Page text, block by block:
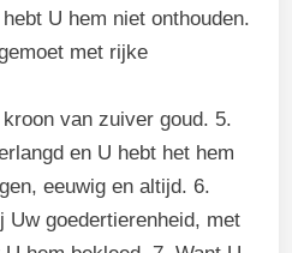
U hem niet onthouden.
met rijke
van zuiver goud. 5.
en U hebt het hem
eeuwig en altijd. 6.
goedertierenheid, met